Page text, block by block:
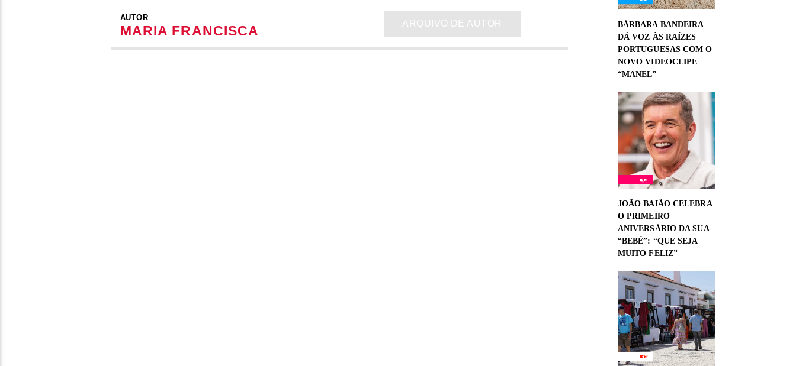
AUTOR
MARIA FRANCISCA
ARQUIVO DE AUTOR
BÁRBARA BANDEIRA
DÁ VOZ ÀS RAÍZES
PORTUGUESAS COM O
NOVO VIDEOCLIPE
“MANEL”
JOÃO BAIÃO CELEBRA
O PRIMEIRO
ANIVERSÁRIO DA SUA
“BEBÉ”: “QUE SEJA
MUITO FELIZ”